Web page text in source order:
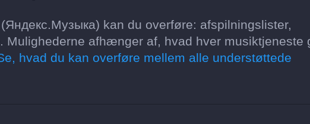
kan du overføre: afspilningslister,
Mulighederne afhænger af, hvad hver musiktjeneste
hvad du kan overføre mellem alle understøttede